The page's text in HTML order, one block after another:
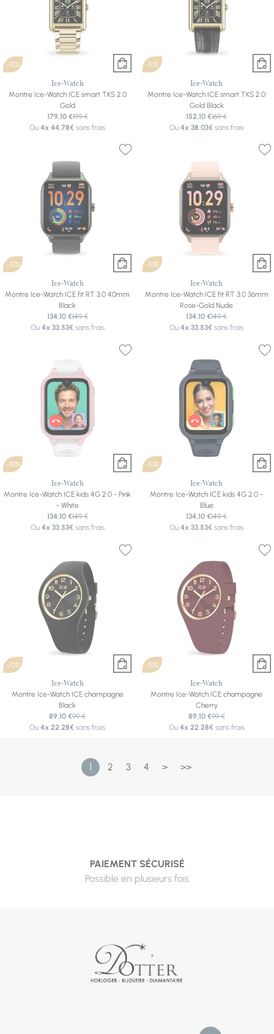
-10%
Ice-Watch
Montre Ice-Watch ICE smart TKS 2.0
Gold
179,10 €199 €
Ou4x 44.78€ sans frais
-10%
Ice-Watch
Montre Ice-Watch ICE smart TKS 2.0
Gold Black
152,10 €169 €
Ou 4x 38.03€sans frais
-10%
Ice-Watch
Montre Ice-Watch ICE fit RT 3.0 40mm
Black
134,10 €149 €
Ou 4x 33.53€sans frais
-10%
Ice-Watch
Montre Ice-Watch ICE fit RT 3.0 36mm
Rose-Gold Nude
134,10 €149 €
Ou4x 33.53€ sans frais
-10%
Ice-Watch
Montre Ice-Watch ICE kids 4G 2.0 - Pink
- White
134,10 €149 €
Ou 4x 33.53€sans frais
-10%
Ice-Watch
Montre Ice-Watch ICE kids 4G 2.0 -
Blue
134,10 €149 €
Ou4x 33.53€ sans frais
-10%
Ice-Watch
Montre Ice-Watch ICE champagne
Black
89,10 €99 €
Ou4x 22.28€ sans frais
-10%
Ice-Watch
Montre Ice-Watch ICE champagne
Cherry
89,10 €99 €
Ou 4x 22.28€sans frais
1 2 3 4 > >>
PAIEMENT SÉCURISÉ
Possible en plusieurs fois